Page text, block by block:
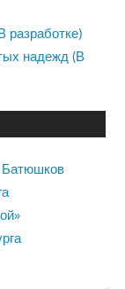
надежд (В
Батюшков